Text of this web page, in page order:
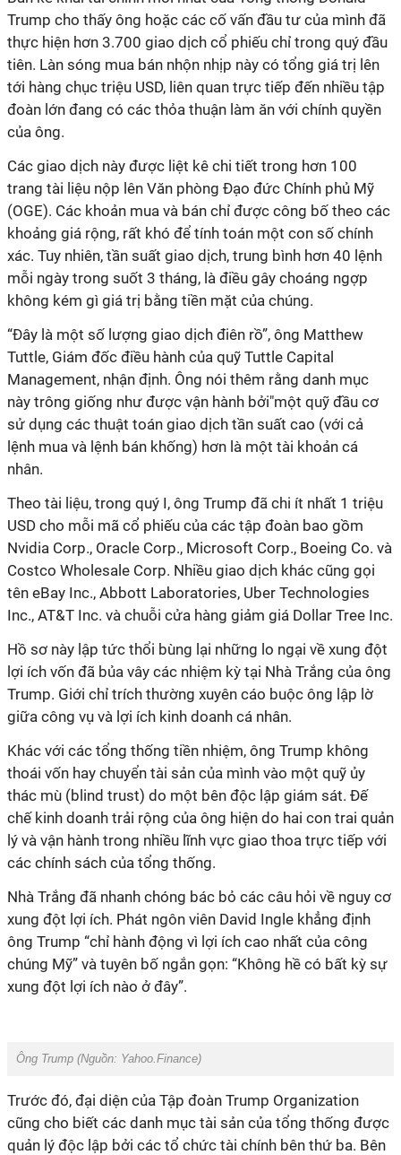
Trump cho thấy ông hoặc các cố vấn đầu tư của mình đã
thực hiện hơn 3.700 giao dịch cổ phiếu chỉ trong quý đầu
tiên. Làn sóng mua bán nhộn nhịp này có tổng giá trị lên
tới hàng chục triệu USD, liên quan trực tiếp đến nhiều tập
đoàn lớn đang có các thỏa thuận làm ăn với chính quyền
của ông.
Các giao dịch này được liệt kê chi tiết trong hơn 100
trang tài liệu nộp lên Văn phòng Đạo đức Chính phủ Mỹ
(OGE). Các khoản mua và bán chỉ được công bố theo các
khoảng giá rộng, rất khó để tính toán một con số chính
xác. Tuy nhiên, tần suất giao dịch, trung bình hơn 40 lệnh
mỗi ngày trong suốt 3 tháng, là điều gây choáng ngợp
không kém gì giá trị bằng tiền mặt của chúng.
“Đây là một số lượng giao dịch điên rồ”, ông Matthew
Tuttle, Giám đốc điều hành của quỹ Tuttle Capital
Management, nhận định. Ông nói thêm rằng danh mục
này trông giống như được vận hành bởi"một quỹ đầu cơ
sử dụng các thuật toán giao dịch tần suất cao (với cả
lệnh mua và lệnh bán khống) hơn là một tài khoản cá
nhân.
Theo tài liệu, trong quý I, ông Trump đã chi ít nhất 1 triệu
USD cho mỗi mã cổ phiếu của các tập đoàn bao gồm
Nvidia Corp., Oracle Corp., Microsoft Corp., Boeing Co. và
Costco Wholesale Corp. Nhiều giao dịch khác cũng gọi
tên eBay Inc., Abbott Laboratories, Uber Technologies
Inc., AT&T Inc. và chuỗi cửa hàng giảm giá Dollar Tree Inc.
Hồ sơ này lập tức thổi bùng lại những lo ngại về xung đột
lợi ích vốn đã bủa vây các nhiệm kỳ tại Nhà Trắng của ông
Trump. Giới chỉ trích thường xuyên cáo buộc ông lập lờ
giữa công vụ và lợi ích kinh doanh cá nhân.
Khác với các tổng thống tiền nhiệm, ông Trump không
thoái vốn hay chuyển tài sản của mình vào một quỹ ủy
thác mù (blind trust) do một bên độc lập giám sát. Đế
chế kinh doanh trải rộng của ông hiện do hai con trai quản
lý và vận hành trong nhiều lĩnh vực giao thoa trực tiếp với
các chính sách của tổng thống.
Nhà Trắng đã nhanh chóng bác bỏ các câu hỏi về nguy cơ
xung đột lợi ích. Phát ngôn viên David Ingle khẳng định
ông Trump “chỉ hành động vì lợi ích cao nhất của công
chúng Mỹ” và tuyên bố ngắn gọn: “Không hề có bất kỳ sự
xung đột lợi ích nào ở đây”.
Ông Trump (Nguồn: Yahoo.Finance)
Trước đó, đại diện của Tập đoàn Trump Organization
cũng cho biết các danh mục tài sản của tổng thống được
quản lý độc lập bởi các tổ chức tài chính bên thứ ba. Bên